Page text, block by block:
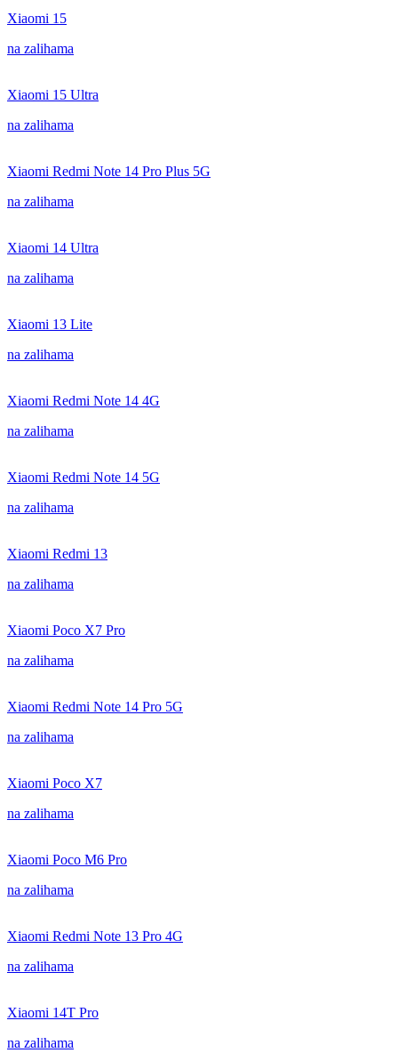
Xiaomi 15
na zalihama
Xiaomi 15 Ultra
na zalihama
Xiaomi Redmi Note 14 Pro Plus 5G
na zalihama
Xiaomi 14 Ultra
na zalihama
Xiaomi 13 Lite
na zalihama
Xiaomi Redmi Note 14 4G
na zalihama
Xiaomi Redmi Note 14 5G
na zalihama
Xiaomi Redmi 13
na zalihama
Xiaomi Poco X7 Pro
na zalihama
Xiaomi Redmi Note 14 Pro 5G
na zalihama
Xiaomi Poco X7
na zalihama
Xiaomi Poco M6 Pro
na zalihama
Xiaomi Redmi Note 13 Pro 4G
na zalihama
Xiaomi 14T Pro
na zalihama